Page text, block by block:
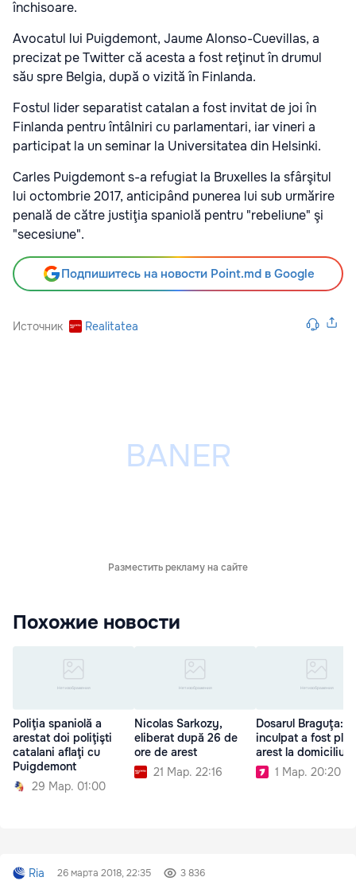
închisoare.
Avocatul lui Puigdemont, Jaume Alonso-Cuevillas, a
precizat pe Twitter că acesta a fost reţinut în drumul
său spre Belgia, după o vizită în Finlanda.
Fostul lider separatist catalan a fost invitat de joi în
Finlanda pentru întâlniri cu parlamentari, iar vineri a
participat la un seminar la Universitatea din Helsinki.
Carles Puigdemont s-a refugiat la Bruxelles la sfârşitul
lui octombrie 2017, anticipând punerea lui sub urmărire
penală de către justiţia spaniolă pentru "rebeliune" şi
"secesiune".
Подпишитесь на новости Point.md в Google
Источник Realitatea
Разместить рекламу на сайте
Похожие новости
Poliţia spaniolă a
arestat doi poliţişti
catalani aflaţi cu
Puigdemont
29 Мар. 01:00
Nicolas Sarkozy,
eliberat după 26 de
ore de arest
21 Мар. 22:16
Dosarul Braguţa:
inculpat a fost
arest la domiciliu
1 Мар. 20:20
Ria 26 марта 2018, 22:35 3 836